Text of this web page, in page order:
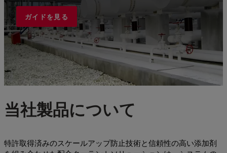
ガイドを見る
当社製品について
特許取得済みのスケールアップ防止技術と信頼性の高い添加剤